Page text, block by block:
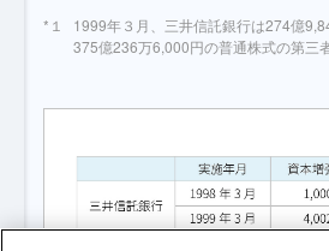
1999年３月、三井信託銀行は274億
375億236万6,000円の普通株式の第三